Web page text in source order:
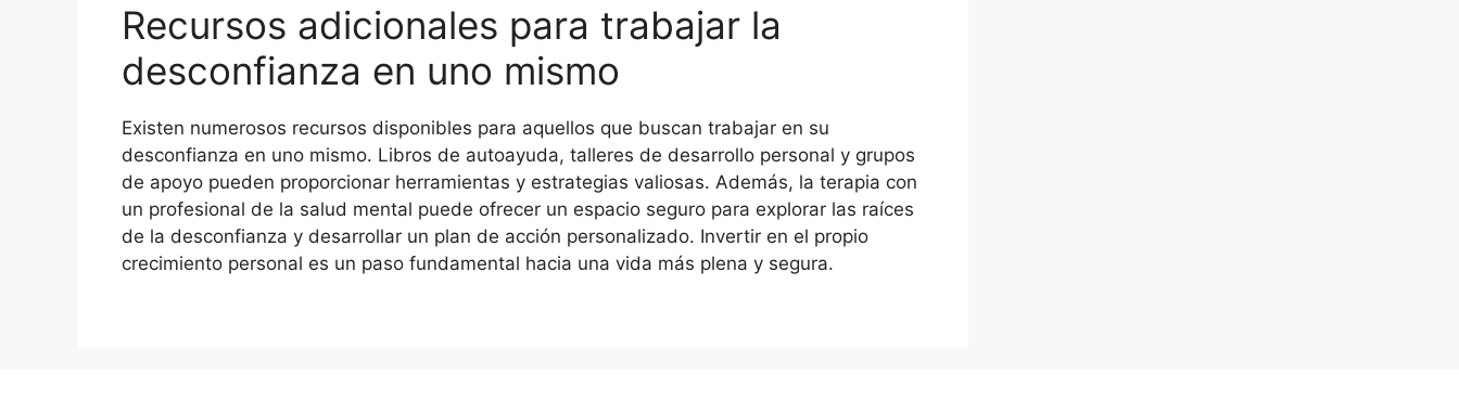
Recursos adicionales para trabajar la
desconfianza en uno mismo
Existen numerosos recursos disponibles para aquellos que buscan trabajar en su
desconfianza en uno mismo. Libros de autoayuda, talleres de desarrollo personal y grupos
de apoyo pueden proporcionar herramientas y estrategias valiosas. Además, la terapia con
un profesional de la salud mental puede ofrecer un espacio seguro para explorar las raíces
de la desconfianza y desarrollar un plan de acción personalizado. Invertir en el propio
crecimiento personal es un paso fundamental hacia una vida más plena y segura.